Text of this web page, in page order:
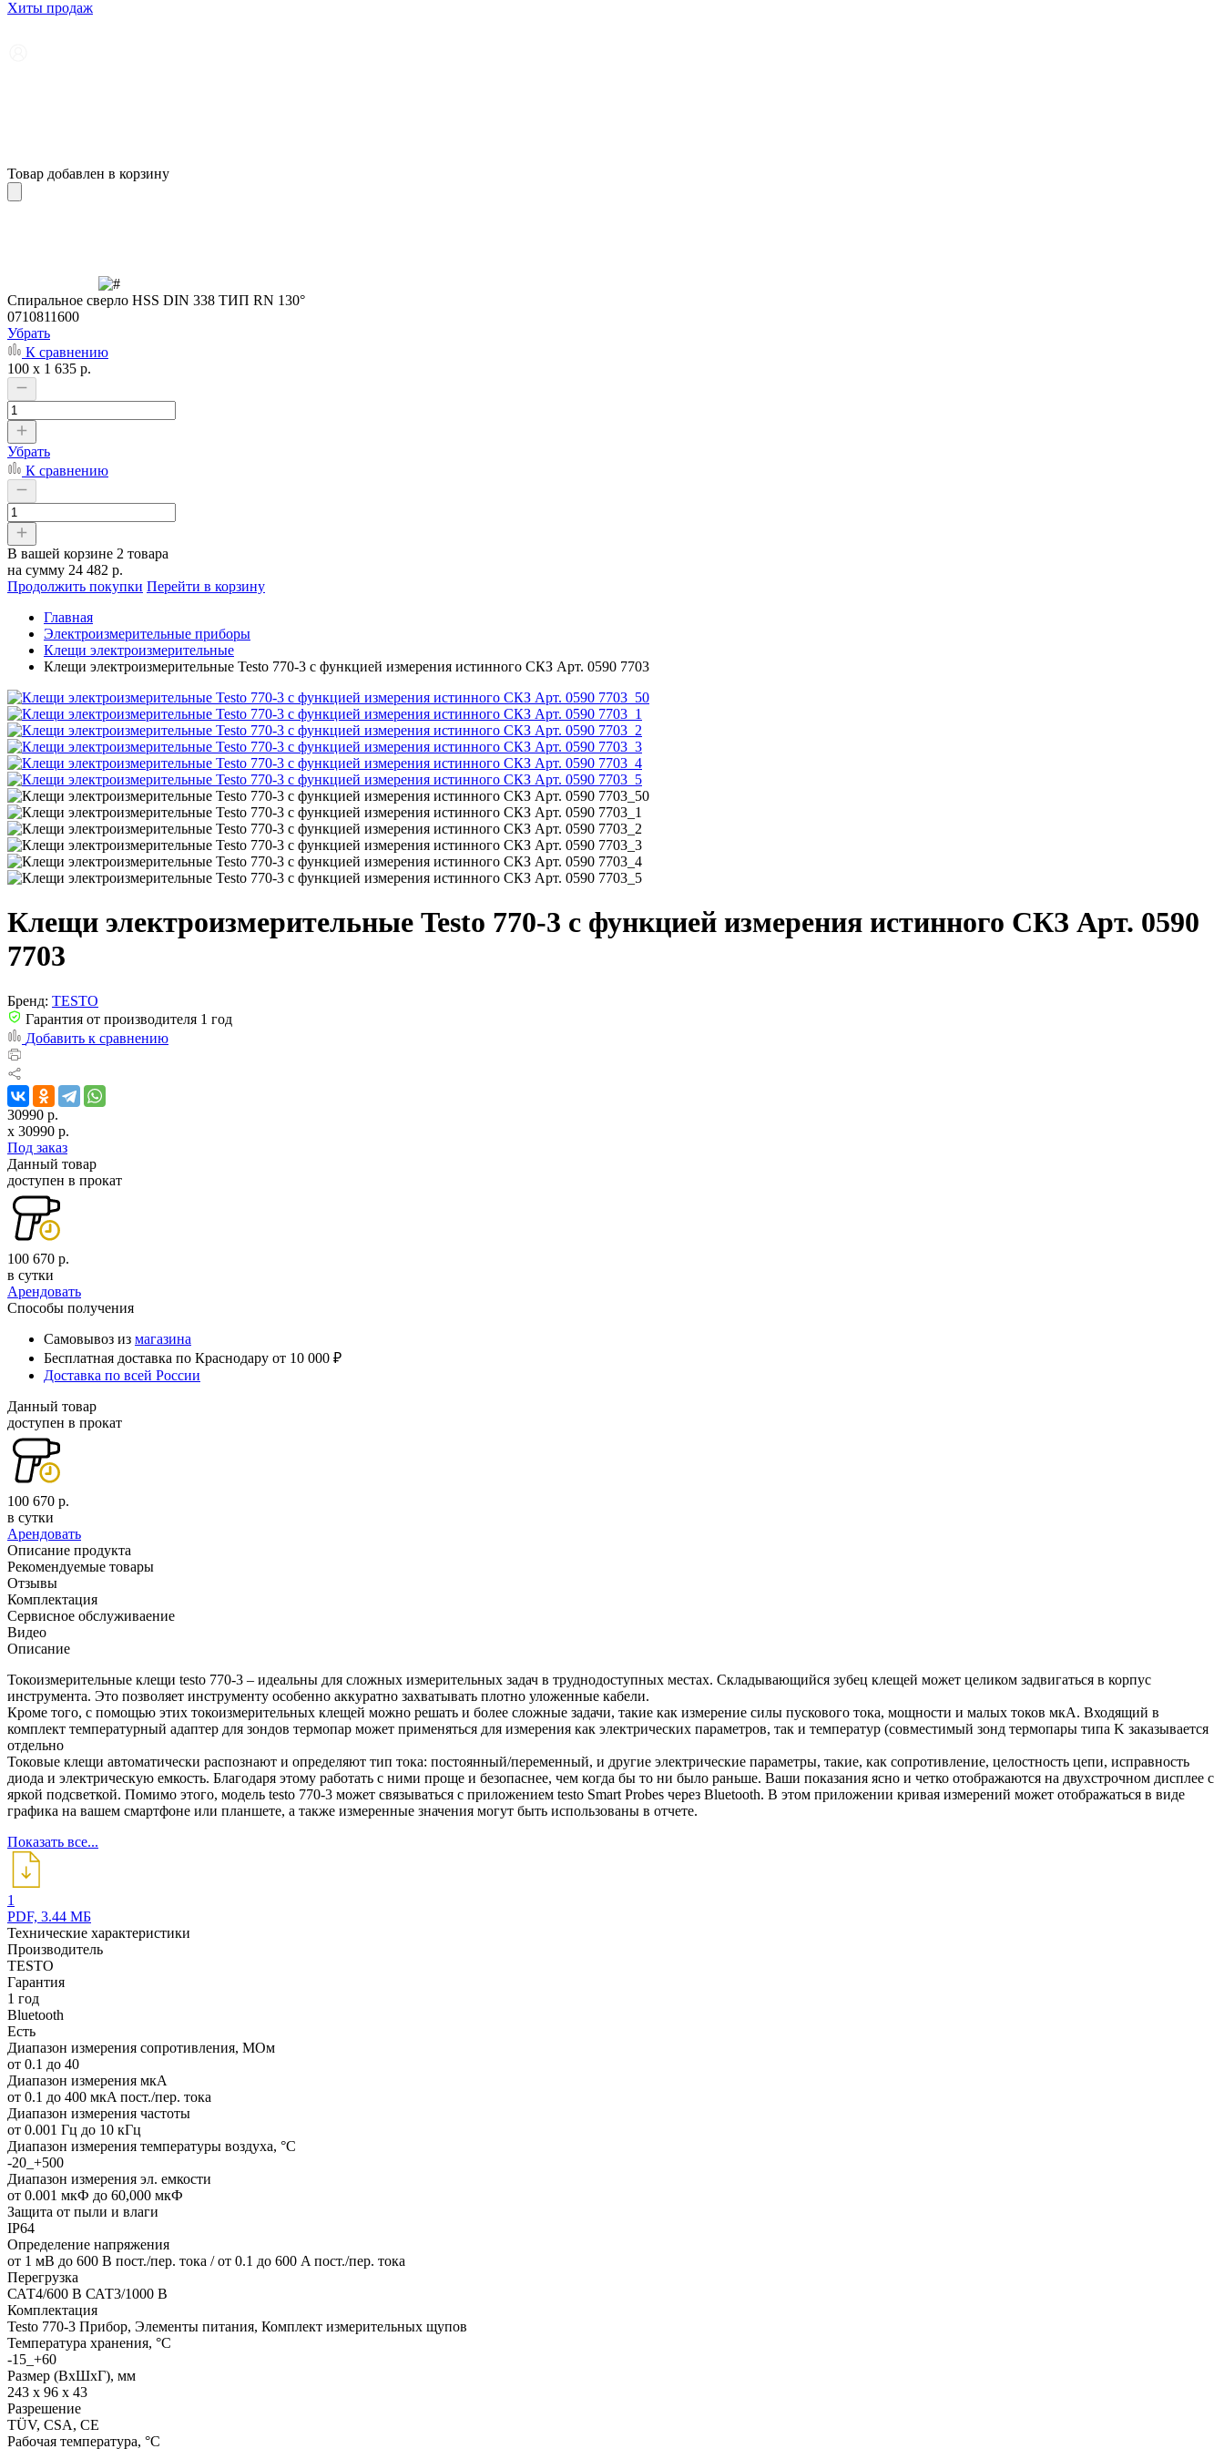
Хиты продаж
Товар добавлен в корзину
Cпиральное сверло HSS DIN 338 ТИП RN 130°
0710811600
Убрать
К сравнению
100 x 1 635 р.
Убрать
К сравнению
В вашей корзине 2 товара
на сумму 24 482 р.
Продолжить покупки Перейти в корзину
Главная
Электроизмерительные приборы
Клещи электроизмерительные
Клещи электроизмерительные Testo 770-3 с функцией измерения истинного СКЗ Арт. 0590 7703
Клещи электроизмерительные Testo 770-3 с функцией измерения истинного СКЗ Арт. 0590
7703
Бренд: TESTO
Гарантия от производителя 1 год
Добавить к сравнению
30990 р.
x 30990 р.
Под заказ
Данный товар
доступен в прокат
100 670 р.
в сутки
Арендовать
Способы получения
Самовывоз из магазина
Бесплатная доставка по Краснодару от 10 000 ₽
Доставка по всей России
Данный товар
доступен в прокат
100 670 р.
в сутки
Арендовать
Описание продукта
Рекомендуемые товары
Отзывы
Комплектация
Сервисное обслуживаение
Видео
Описание
Токоизмерительные клещи testo 770-3 – идеальны для сложных измерительных задач в труднодоступных местах. Складывающийся зубец клещей может целиком задвигаться в корпус
инструмента. Это позволяет инструменту особенно аккуратно захватывать плотно уложенные кабели.
Кроме того, с помощью этих токоизмерительных клещей можно решать и более сложные задачи, такие как измерение силы пускового тока, мощности и малых токов мкА. Входящий в
комплект температурный адаптер для зондов термопар может применяться для измерения как электрических параметров, так и температур (совместимый зонд термопары типа K заказывается
отдельно
Токовые клещи автоматически распознают и определяют тип тока: постоянный/переменный, и другие электрические параметры, такие, как сопротивление, целостность цепи, исправность
диода и электрическую емкость. Благодаря этому работать с ними проще и безопаснее, чем когда бы то ни было раньше. Ваши показания ясно и четко отображаются на двухстрочном дисплее с
яркой подсветкой. Помимо этого, модель testo 770-3 может связываться с приложением testo Smart Probes через Bluetooth. В этом приложении кривая измерений может отображаться в виде
графика на вашем смартфоне или планшете, а также измеренные значения могут быть использованы в отчете.
Показать все...
1
PDF, 3.44 МБ
Технические характеристики
Производитель
TESTO
Гарантия
1 год
Bluetooth
Есть
Диапазон измерения сопротивления, МОм
от 0.1 до 40
Диапазон измерения мкА
от 0.1 до 400 мкA пост./пер. тока
Диапазон измерения частоты
от 0.001 Гц до 10 кГц
Диапазон измерения температуры воздуха, °С
-20_+500
Диапазон измерения эл. емкости
от 0.001 мкФ до 60,000 мкФ
Защита от пыли и влаги
IP64
Определение напряжения
от 1 мВ до 600 В пост./пер. тока / от 0.1 до 600 A пост./пер. тока
Перегрузка
САТ4/600 В САТ3/1000 В
Комплектация
Testo 770-3 Прибор, Элементы питания, Комплект измерительных щупов
Температура хранения, °C
-15_+60
Размер (ВхШхГ), мм
243 x 96 x 43
Разрешение
TÜV, CSA, CE
Рабочая температура, °C